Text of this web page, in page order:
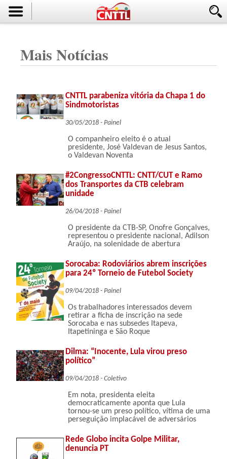
Mais Notícias
CNTTL parabeniza vitória da Chapa 1 do
Sindmotoristas
30/05/2018 - Painel
O companheiro eleito é o atual
presidente, José Valdevan de Jesus Santos,
o Valdevan Noventa
#2CongressoCNTTL: CNTT/CUT e Ramo
dos Transportes da CTB celebram
unidade
26/04/2018 - Painel
O presidente da CTB-SP, Onofre Gonçalves,
representou o presidente nacional, Adilson
Araújo, na solenidade de abertura
Sorocaba: Rodoviários abrem inscrições
para 24º Torneio de Futebol Society
09/04/2018 - Painel
Os trabalhadores interessados devem
retirar a ficha de inscrição na sede
Sorocaba e nas subsedes Itapeva,
Itapetininga e São Roque
Dilma: “Inocente, Lula virou preso
político”
09/04/2018 - Coletivo
Em nota, presidenta eleita
democraticamente aponta que Lula
tornou-se um preso político, vítima de uma
perseguição implacável de adversários
Rede Globo incita Golpe Militar,
denuncia PT